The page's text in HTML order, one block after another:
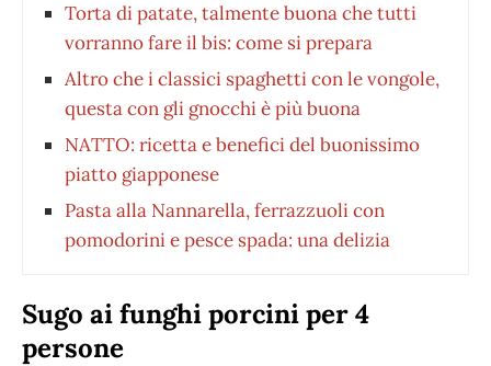
Torta di patate, talmente buona che tutti
vorranno fare il bis: come si prepara
Altro che i classici spaghetti con le vongole,
questa con gli gnocchi è più buona
NATTO: ricetta e benefici del buonissimo
piatto giapponese
Pasta alla Nannarella, ferrazzuoli con
pomodorini e pesce spada: una delizia
Sugo ai funghi porcini per 4
persone